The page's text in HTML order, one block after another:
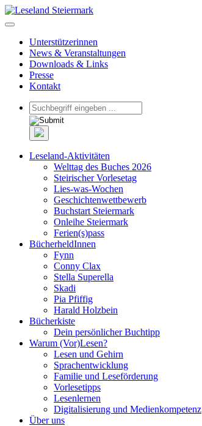
Unterstützerinnen
News & Veranstaltungen
Downloads & Links
Presse
Kontakt
Leseland-Aktivitäten
Welttag des Buches 2026
Steirischer Vorlesetag
Lies-was-Wochen
Geschichtenwettbewerb
Buchstart Steiermark
Onleihe Steiermark
Ferien(s)pass
BücherheldInnen
Fynn
Conny Clax
Stella Superella
Skadi
Pia Pfiffig
Harald Holzbein
Bücherkiste
Dein persönlicher Buchtipp
Warum (Vor)Lesen?
Lesen und Gehirn
Sprachentwicklung
Familie und Leseförderung
Vorlesetipps
Lesenlernen
Digitalisierung und Medienkompetenz
Über uns